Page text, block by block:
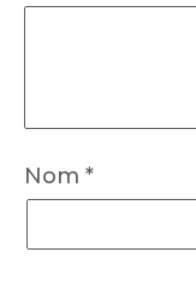
Nom *